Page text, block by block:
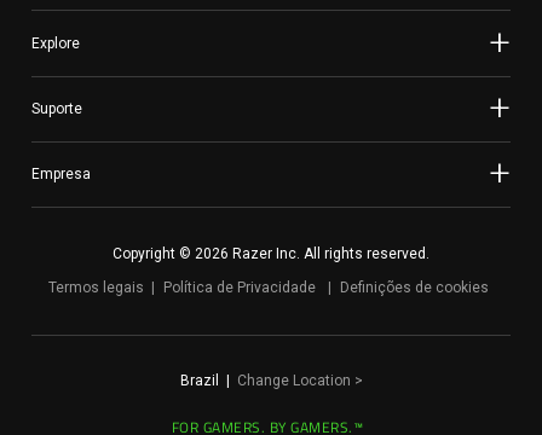
Explore
Suporte
Empresa
Copyright © 2026 Razer Inc. All rights reserved.
Termos legais
Política de Privacidade Definições de cookies
Brazil | Change Location >
FOR GAMERS. BY GAMERS.™